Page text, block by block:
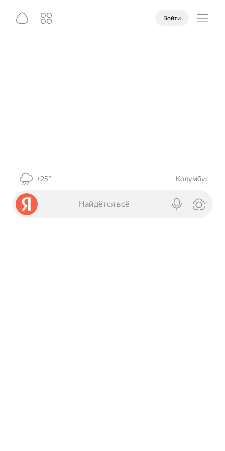
Войти
+25° Колумбус
Найдётся всё